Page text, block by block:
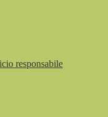
responsabile